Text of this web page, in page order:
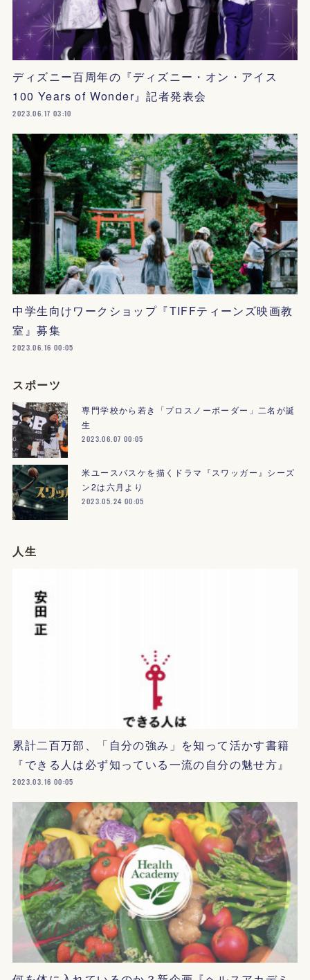
ディズニー百周年の『ディズニー・オン・アイス
100 Years of Wonder』記者発表会
2023.06.17 03:10
中学生向けワークショップ『TIFFティーンズ映画教
室』募集
2023.06.16 00:05
スポーツ
専門学校から若き「プロスノーボーダー」二名が誕
生
2023.06.07 00:05
米ユースバスケを描くドラマ『スワッガー』シーズ
ン2は六月より
2023.05.24 00:05
人生
累計二百万部、「自分の強み」を知って活かす書籍
『できる人は必ず知っている一流の自分の魅せ方』
2023.03.16 00:05